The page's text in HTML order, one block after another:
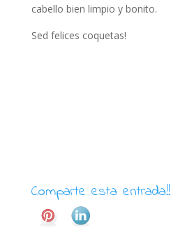
cabello bien limpio y bonito.
Sed felices coquetas!
Comparte esta entrada!!